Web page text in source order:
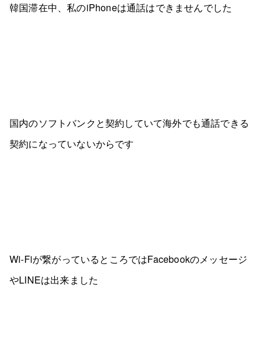
韓国滞在中、私のiPhoneは通話はできませんでした
国内のソフトバンクと契約していて海外でも通話できる
契約になっていないからです
Wi-Fiが繋がっているところではFacebookのメッセージ
やLINEは出来ました